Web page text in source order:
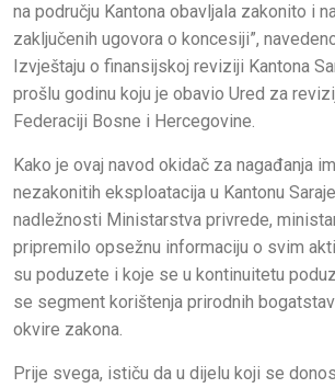
na području Kantona obavljala zakonito i
zaključenih ugovora o koncesiji”,
Izvještaju o finansijskoj reviziji Kantona
prošlu godinu koju je obavio Ured za
Federaciji Bosne i Hercegovine.
Kako je ovaj navod okidač za nagađanja
nezakonitih eksploatacija u Kantonu
nadležnosti Ministarstva privrede,
pripremilo opsežnu informaciju o svim
su poduzete i koje se u kontinuitetu
se segment korištenja prirodnih
okvire zakona.
Prije svega, ističu da u dijelu koji se